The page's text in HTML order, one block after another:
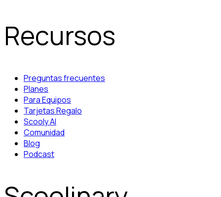
Recursos
Preguntas frecuentes
Planes
Para Equipos
Tarjetas Regalo
Scooly AI
Comunidad
Blog
Podcast